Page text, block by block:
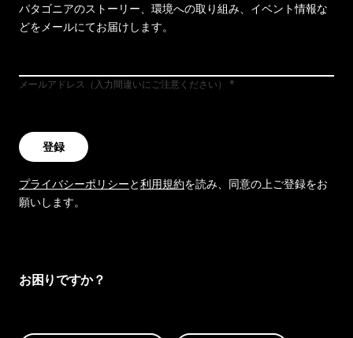
パタゴニアのストーリー、環境への取り組み、イベント情報な
どをメールにてお届けします。
メールアドレス（入力間違いにご注意ください）
登録
プライバシーポリシーと利用規約を読み、同意の上ご登録をお
願いします。
お困りですか？